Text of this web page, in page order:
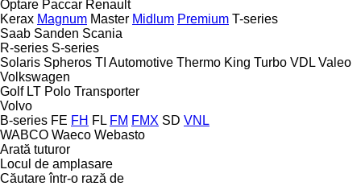
Optare Paccar Renault
Kerax Magnum Master Midlum Premium T-series
Saab Sanden Scania
R-series S-series
Solaris Spheros TI Automotive Thermo King Turbo VDL Valeo
Volkswagen
Golf LT Polo Transporter
Volvo
B-series FE FH FL FM FMX SD VNL
WABCO Waeco Webasto
Arată tuturor
Locul de amplasare
Căutare într-o rază de